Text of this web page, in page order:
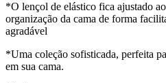
*O lençol de elástico fica ajustado
organização da cama de forma
agradável
*Uma coleção sofisticada, perfeita
em sua cama.